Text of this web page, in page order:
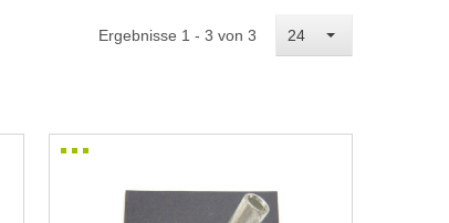
Ergebnisse 1 - 3 von 3 24